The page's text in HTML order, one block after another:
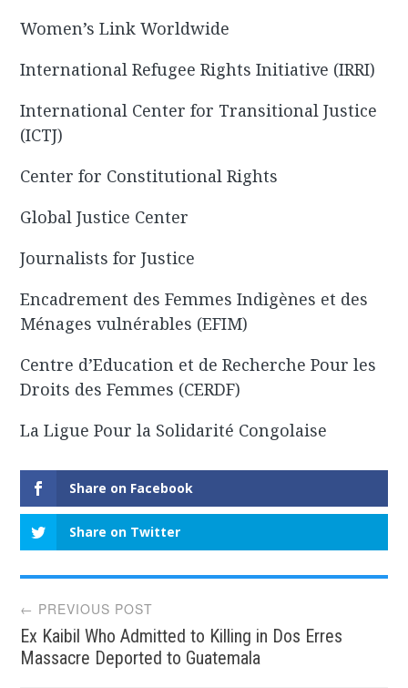
Women’s Link Worldwide
International Refugee Rights Initiative (IRRI)
International Center for Transitional Justice
(ICTJ)
Center for Constitutional Rights
Global Justice Center
Journalists for Justice
Encadrement des Femmes Indigènes et des
Ménages vulnérables (EFIM)
Centre d’Education et de Recherche Pour les
Droits des Femmes (CERDF)
La Ligue Pour la Solidarité Congolaise
Share on Facebook
Share on Twitter
Post
navigation
← PREVIOUS POST
Ex Kaibil Who Admitted to Killing in Dos Erres
Massacre Deported to Guatemala